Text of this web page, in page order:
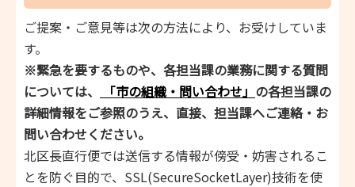
ご提案・ご意見等は次の方法により、お受けしていま
す。
※緊急を要するものや、各担当課の業務に関する質問
については、
「市の組織・問い合わせ 」 の各担当課の
詳細情報をご参照のうえ、直接、担当課へご連絡・お
問い合わせください。
北区長直行便では送信する情報が傍受・妨害されるこ
とを防ぐ目的で、SSL(SecureSocketLayer)技術を使